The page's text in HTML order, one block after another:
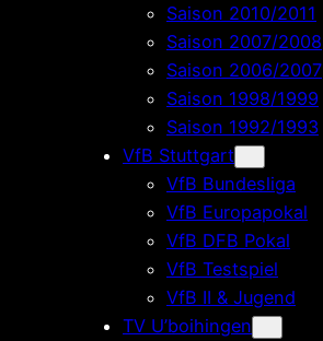
Saison 2010/2011
Saison 2007/2008
Saison 2006/2007
Saison 1998/1999
Saison 1992/1993
VfB Stuttgart
VfB Bundesliga
VfB Europapokal
VfB DFB Pokal
VfB Testspiel
VfB II & Jugend
TV U’boihingen